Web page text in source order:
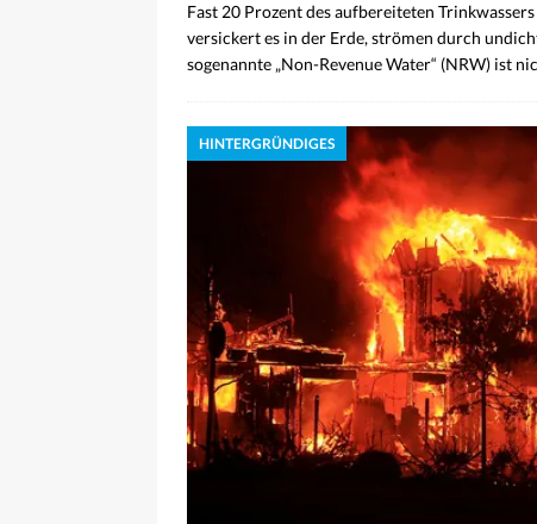
Fast 20 Prozent des aufbereiteten
versickert es in der Erde, strömen durch
sogenannte „Non-Revenue Water“ (NRW) ist
HINTERGRÜNDIGES